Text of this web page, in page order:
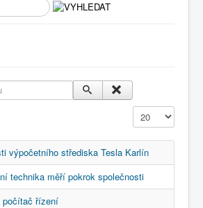
IT
Zobrazit
výpočetního střediska Tesla Karlín
technika měří pokrok společnosti
počítač řízení